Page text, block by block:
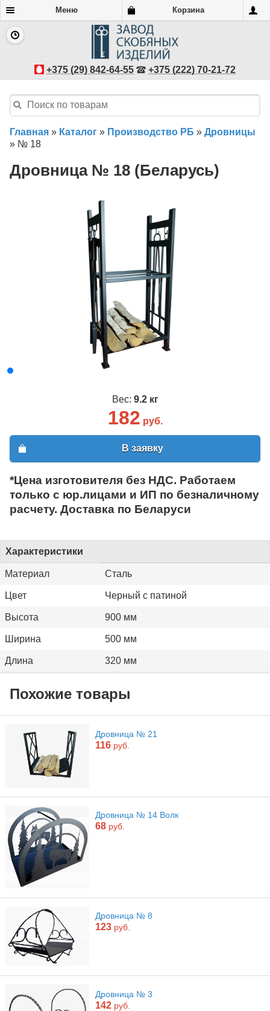
Меню Корзина
+375 (29) 842-64-55 +375 (222) 70-21-72
Главная » Каталог » Производство РБ » Дровницы
» № 18
Дровница № 18 (Беларусь)
Вес: 9.2 кг
182 руб.
В заявку
*Цена изготовителя без НДС. Работаем
только с юр.лицами и ИП по безналичному
расчету. Доставка по Беларуси
Характеристики
Материал Сталь
Цвет Черный с патиной
Высота 900 мм
Ширина 500 мм
Длина 320 мм
Похожие товары
Дровница № 21
116 руб.
Дровница № 14 Волк
68 руб.
Дровница № 8
123 руб.
Дровница № 3
142 руб.